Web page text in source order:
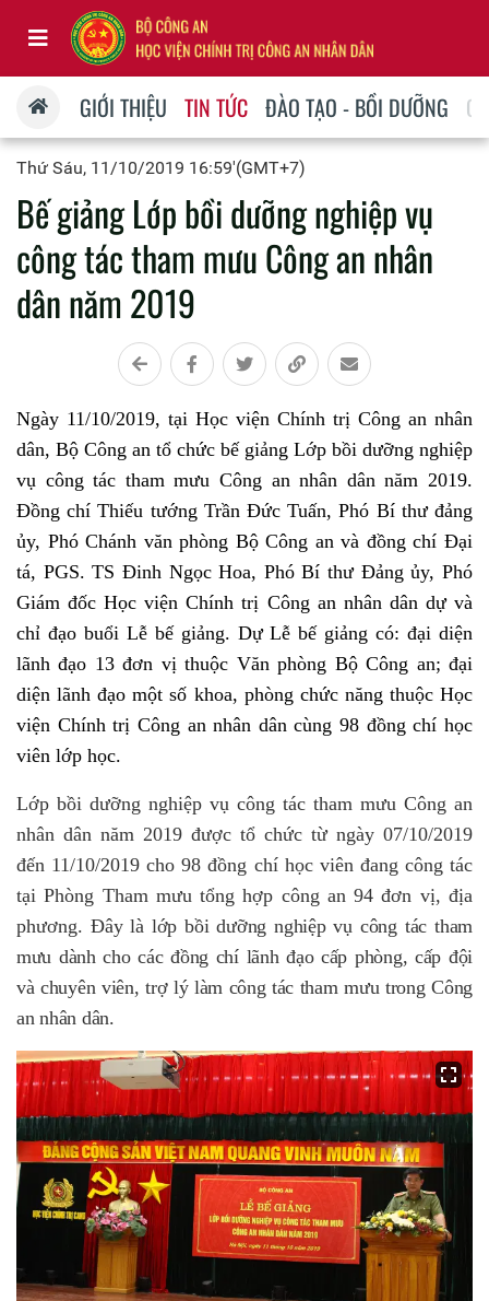
GIỚI THIỆU TIN TỨC ĐÀO TẠO - BỒI DƯỠNG
Thứ Sáu, 11/10/2019 16:59'(GMT+7)
Bế giảng Lớp bồi dưỡng nghiệp vụ
công tác tham mưu Công an nhân
dân năm 2019
Ngày 11/10/2019, tại Học viện Chính trị Công an nhân
dân, Bộ Công an tổ chức bế giảng Lớp bồi dưỡng nghiệp
vụ công tác tham mưu Công an nhân dân năm 2019.
Đồng chí Thiếu tướng Trần Đức Tuấn, Phó Bí thư đảng
ủy, Phó Chánh văn phòng Bộ Công an và đồng chí Đại
tá, PGS. TS Đinh Ngọc Hoa, Phó Bí thư Đảng ủy, Phó
Giám đốc Học viện Chính trị Công an nhân dân dự và
chỉ đạo buổi Lễ bế giảng. Dự Lễ bế giảng có: đại diện
lãnh đạo 13 đơn vị thuộc Văn phòng Bộ Công an; đại
diện lãnh đạo một số khoa, phòng chức năng thuộc Học
viện Chính trị Công an nhân dân cùng 98 đồng chí học
viên lớp học.
Lớp bồi dưỡng nghiệp vụ công tác tham mưu Công an
nhân dân năm 2019 được tổ chức từ ngày 07/10/2019
đến 11/10/2019 cho 98 đồng chí học viên đang công tác
tại Phòng Tham mưu tổng hợp công an 94 đơn vị, địa
phương.Đây là lớp bồi dưỡng nghiệp vụ công tác tham
mưu dành cho các đồng chí lãnh đạo cấp phòng, cấp đội
và chuyên viên, trợ lý làm công tác tham mưu trong Công
an nhân dân.